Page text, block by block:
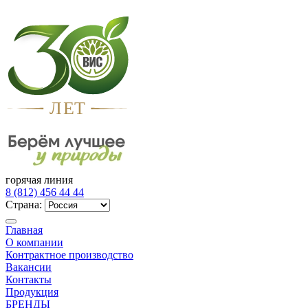
ЛЕТ
горячая линия
8 (812) 456 44 44
Страна:
Главная
О компании
Контрактное производство
Вакансии
Контакты
Продукция
БРЕНДЫ